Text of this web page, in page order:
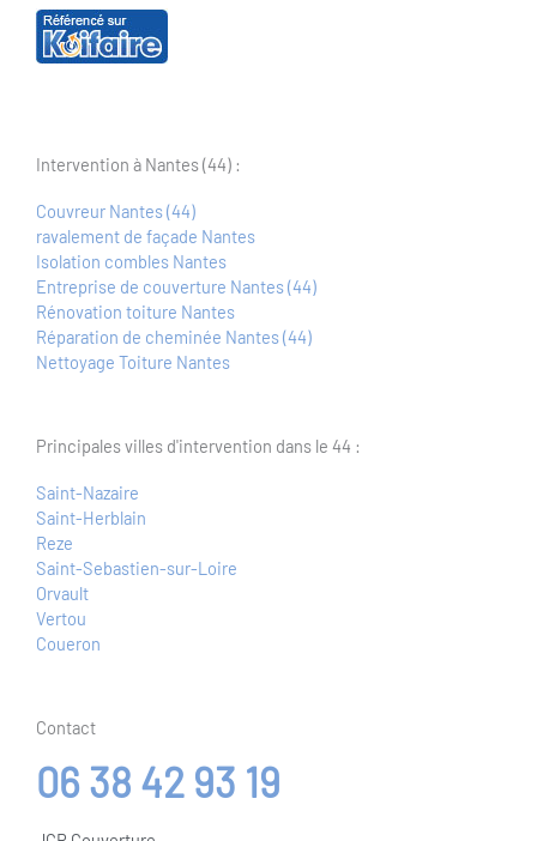
Intervention à Nantes (44) :
Couvreur Nantes (44)
ravalement de façade Nantes
Isolation combles Nantes
Entreprise de couverture Nantes (44)
Rénovation toiture Nantes
Réparation de cheminée Nantes (44)
Nettoyage Toiture Nantes
Principales villes d'intervention dans le 44 :
Saint-Nazaire
Saint-Herblain
Reze
Saint-Sebastien-sur-Loire
Orvault
Vertou
Coueron
Contact
06 38 42 93 19